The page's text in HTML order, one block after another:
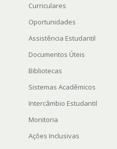
Curriculares
Oportunidades
Assistência Estudantil
Documentos Úteis
Bibliotecas
Sistemas Acadêmicos
Intercâmbio Estudantil
Monitoria
Ações Inclusivas